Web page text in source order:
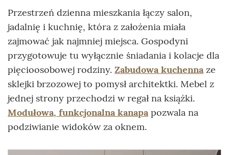
Przestrzeń dzienna mieszkania łączy salon,
jadalnię i kuchnię, która z założenia miała
zajmować jak najmniej miejsca. Gospodyni
przygotowuje tu wyłącznie śniadania i kolacje dla
pięcioosobowej rodziny. Zabudowa kuchennaze
sklejki brzozowej to pomysł architektki. Mebel z
jednej strony przechodzi w regał na książki.
Modułowa, funkcjonalna kanapapozwala na
podziwianie widoków za oknem.